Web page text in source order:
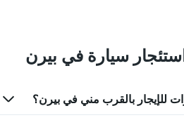
سيارة في بيرن
للإيجار بالقرب مني في بيرن؟